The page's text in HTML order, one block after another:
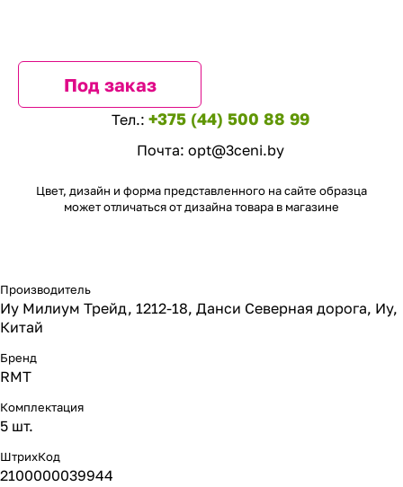
Под заказ
Тел.: +375 (44) 500 88 99
Почта: opt@3ceni.by
Цвет, дизайн и форма представленного на сайте образца
может отличаться от дизайна товара в магазине
Производитель
Иу Милиум Трейд, 1212-18, Данси Северная дорога, Иу,
Китай
Бренд
RMT
Комплектация
5 шт.
ШтрихКод
2100000039944